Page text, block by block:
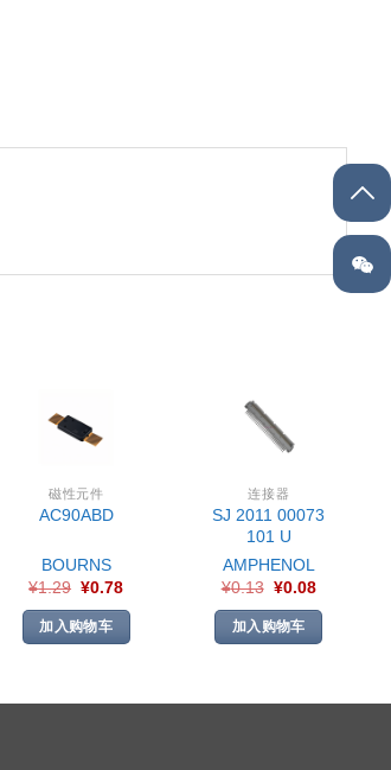
磁性元件
AC90ABD
BOURNS
¥1.29 ¥0.78
加入购物车
连接器
SJ 2011 00073
101 U
AMPHENOL
¥0.13 ¥0.08
加入购物车